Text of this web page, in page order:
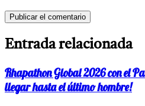
Entrada relacionada
Rhapathon Global 2026 con el
llegar hasta el último hombre!